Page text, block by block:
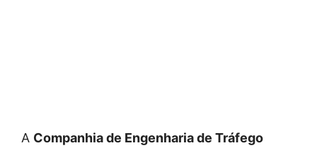
A Companhia de Engenharia de Tráfego